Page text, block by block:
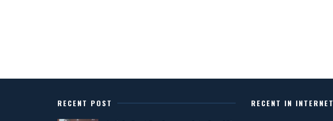
RECENT POST
RECENT IN INTERNET